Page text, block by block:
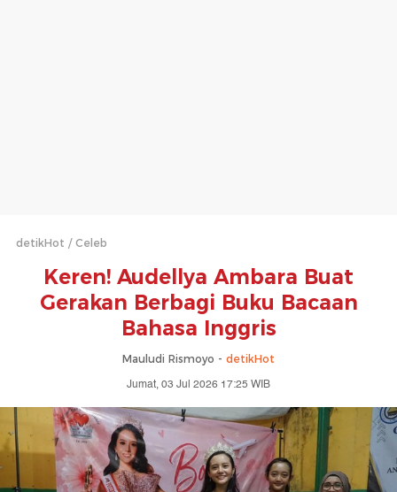
detikHot Celeb
Keren! Audellya Ambara Buat
Gerakan Berbagi Buku Bacaan
Bahasa Inggris
Mauludi Rismoyo - detikHot
Jumat, 03 Jul 2026 17:25 WIB